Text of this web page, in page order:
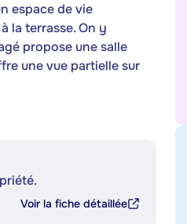
espace de vie
la terrasse. On y
propose une salle
une vue partielle sur
Voir la fiche détaillée